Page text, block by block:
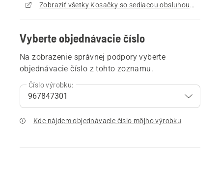
Zobraziť všetky Kosačky so sediacou obsluhou a kosiacim zariadením vpredu na predaj
Vyberte objednávacie číslo
Na zobrazenie správnej podpory vyberte
objednávacie číslo z tohto zoznamu.
Číslo výrobku:
Kde nájdem objednávacie číslo môjho výrobku